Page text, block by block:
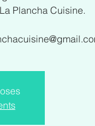
Plancha Cuisine.